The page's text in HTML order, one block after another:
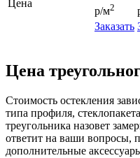
Цена
р/м2
Заказать
Цена
Стоимость остекления
типа профиля,
треугольника назовет
ответит на ваши вопросы,
дополнительные